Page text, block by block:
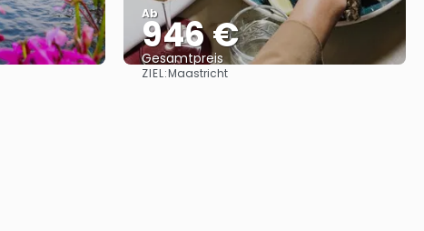
Ab
946 €
Gesamtpreis
ZIEL:Maastricht